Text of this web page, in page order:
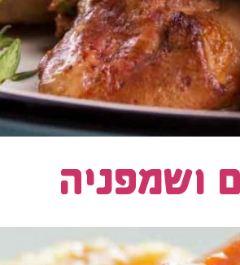
ושמפניה